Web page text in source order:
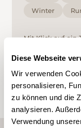
Diese Webseite
Wir verwenden
personalisieren,
zu können und die
analysieren.
Verwendung
Winter
Mit Klick auf ein
Interessen
Tags können
werden.